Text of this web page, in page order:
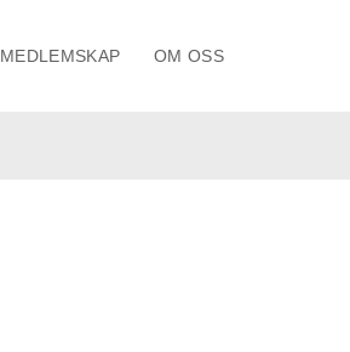
MEDLEMSKAP OM OSS